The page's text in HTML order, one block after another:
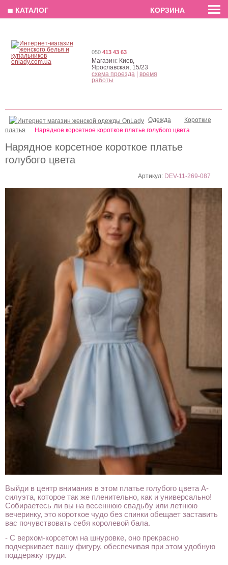
EN РУС
Нарядное корсетное короткое платье
голубого цвета
Артикул: DEV-11-269-087
Выйди в центр внимания в этом платье голубого цвета А-
силуэта, которое так же пленительно, как и универсально!
Собираетесь ли вы на весеннюю свадьбу или летнюю
вечеринку, это короткое чудо без спинки обещает заставить
вас почувствовать себя королевой бала.
- С верхом-корсетом на шнуровке, оно прекрасно
подчеркивает вашу фигуру, обеспечивая при этом удобную
поддержку груди.
Одежда
Короткие
платья
Нарядное корсетное короткое платье голубого цвета
050 413 43 63
Магазин: Киев,
Ярославская, 15/23
схема проезда
время
работы
≣ КАТАЛОГ КОРЗИНА